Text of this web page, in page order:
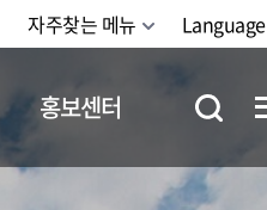
자주찾는 메뉴 Language
홍보센터